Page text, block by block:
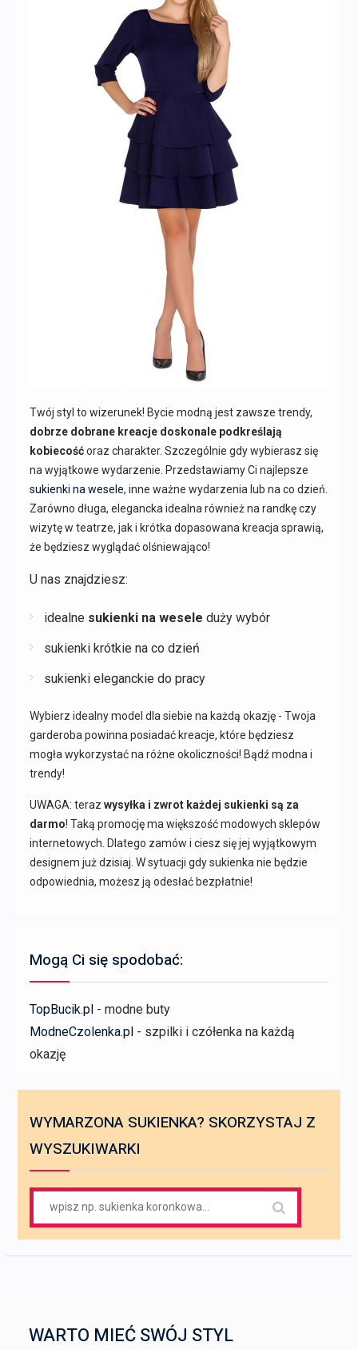
Twój styl to wizerunek! Bycie modną jest zawsze trendy,
dobrze dobrane kreacje doskonale podkreślają
kobiecośćoraz charakter. Szczególnie gdy wybierasz się
na wyjątkowe wydarzenie. Przedstawiamy Ci najlepsze
sukienki na wesele, inne ważne wydarzenia lub na co dzień.
Zarówno długa, elegancka idealna również na randkę czy
wizytę w teatrze, jak i krótka dopasowana kreacja sprawią,
że będziesz wyglądać olśniewająco!
U nas znajdziesz:
idealne sukienki na wesele duży wybór
sukienki krótkie na co dzień
sukienki eleganckie do pracy
Wybierz idealny model dla siebie na każdą okazję - Twoja
garderoba powinna posiadać kreacje, które będziesz
mogła wykorzystać na różne okoliczności! Bądź modna i
trendy!
UWAGA: teraz wysyłka i zwrot każdej sukienki są za
darmo! Taką promocję ma większość modowych sklepów
internetowych. Dlatego zamów i ciesz się jej wyjątkowym
designem już dzisiaj. W sytuacji gdy sukienka nie będzie
odpowiednia, możesz ją odesłać bezpłatnie!
Mogą Ci się spodobać:
TopBucik.pl- modne buty
ModneCzolenka.pl- szpilki i czółenka na każdą
okazję
WYMARZONA SUKIENKA? SKORZYSTAJ Z
WYSZUKIWARKI
WARTO MIEĆ SWÓJ STYL